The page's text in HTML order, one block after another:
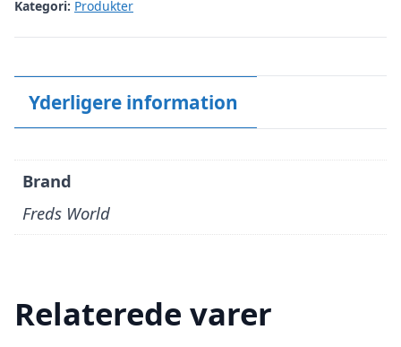
Kategori: Produkter
Yderligere information
Brand
Freds World
Relaterede varer